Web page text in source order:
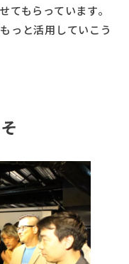
てもらっています。
っと活用していこう